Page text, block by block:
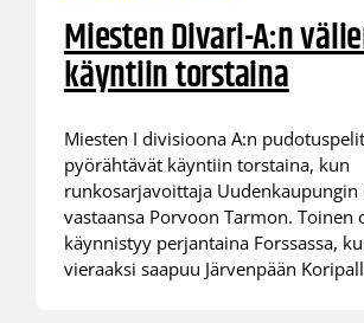
Miesten Divari-A:n
käyntiin torstaina
Miesten I divisioona A:n pudotuspelit
pyörähtävät käyntiin torstaina, kun
runkosarjavoittaja Uudenkaupungin
vastaansa Porvoon Tarmon. Toinen
käynnistyy perjantaina Forssassa,
vieraaksi saapuu Järvenpään